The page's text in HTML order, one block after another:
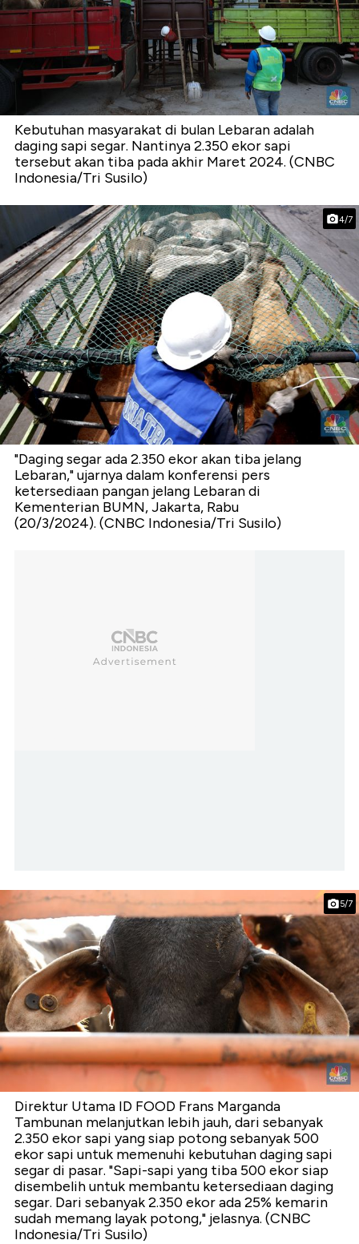
Kebutuhan masyarakat di bulan Lebaran adalah
daging sapi segar. Nantinya 2.350 ekor sapi
tersebut akan tiba pada akhir Maret 2024. (CNBC
Indonesia/Tri Susilo)
4/7
"Daging segar ada 2.350 ekor akan tiba jelang
Lebaran," ujarnya dalam konferensi pers
ketersediaan pangan jelang Lebaran di
Kementerian BUMN, Jakarta, Rabu
(20/3/2024). (CNBC Indonesia/Tri Susilo)
5/7
Direktur Utama ID FOOD Frans Marganda
Tambunan melanjutkan lebih jauh, dari sebanyak
2.350 ekor sapi yang siap potong sebanyak 500
ekor sapi untuk memenuhi kebutuhan daging sapi
segar di pasar. "Sapi-sapi yang tiba 500 ekor siap
disembelih untuk membantu ketersediaan daging
segar. Dari sebanyak 2.350 ekor ada 25% kemarin
sudah memang layak potong," jelasnya. (CNBC
Indonesia/Tri Susilo)